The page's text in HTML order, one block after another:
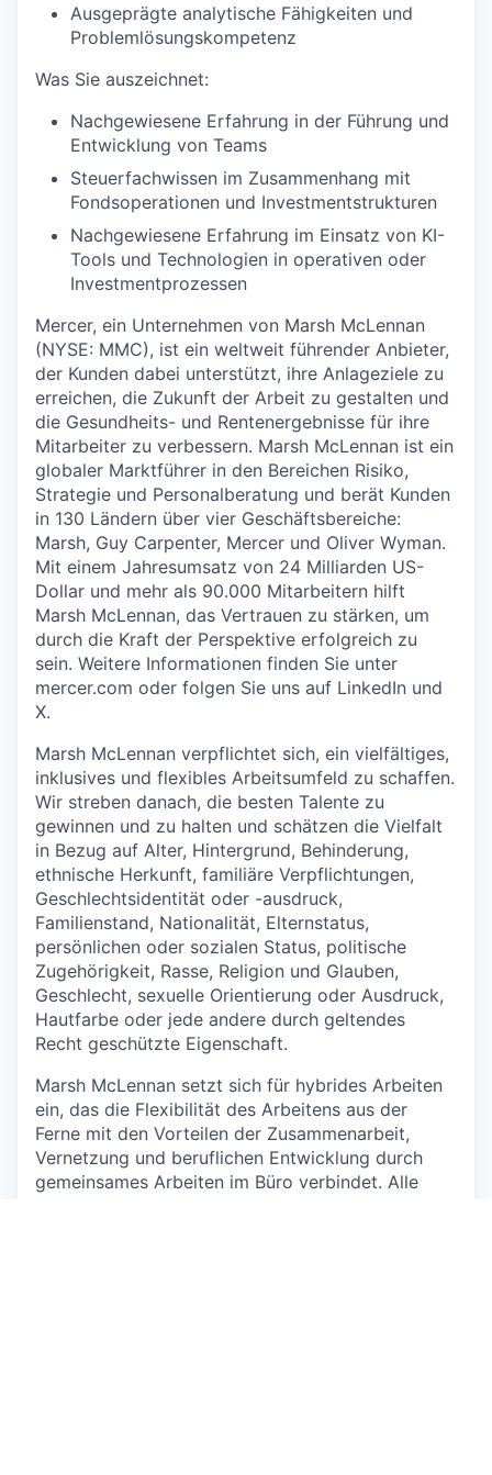
Ausgeprägte analytische Fähigkeiten und
Problemlösungskompetenz
Was Sie auszeichnet:
Nachgewiesene Erfahrung in der Führung und
Entwicklung von Teams
Steuerfachwissen im Zusammenhang mit
Fondsoperationen und Investmentstrukturen
Nachgewiesene Erfahrung im Einsatz von KI-
Tools und Technologien in operativen oder
Investmentprozessen
Mercer, ein Unternehmen von Marsh McLennan
(NYSE: MMC), ist ein weltweit führender Anbieter,
der Kunden dabei unterstützt, ihre Anlageziele zu
erreichen, die Zukunft der Arbeit zu gestalten und
die Gesundheits- und Rentenergebnisse für ihre
Mitarbeiter zu verbessern. Marsh McLennan ist ein
globaler Marktführer in den Bereichen Risiko,
Strategie und Personalberatung und berät Kunden
in 130 Ländern über vier Geschäftsbereiche:
Marsh, Guy Carpenter, Mercer und Oliver Wyman.
Mit einem Jahresumsatz von 24 Milliarden US-
Dollar und mehr als 90.000 Mitarbeitern hilft
Marsh McLennan, das Vertrauen zu stärken, um
durch die Kraft der Perspektive erfolgreich zu
sein. Weitere Informationen finden Sie unter
mercer.com oder folgen Sie uns auf LinkedIn und
X.
Marsh McLennan verpflichtet sich, ein vielfältiges,
inklusives und flexibles Arbeitsumfeld zu schaffen.
Wir streben danach, die besten Talente zu
gewinnen und zu halten und schätzen die Vielfalt
in Bezug auf Alter, Hintergrund, Behinderung,
ethnische Herkunft, familiäre Verpflichtungen,
Geschlechtsidentität oder -ausdruck,
Familienstand, Nationalität, Elternstatus,
persönlichen oder sozialen Status, politische
Zugehörigkeit, Rasse, Religion und Glauben,
Geschlecht, sexuelle Orientierung oder Ausdruck,
Hautfarbe oder jede andere durch geltendes
Recht geschützte Eigenschaft.
Marsh McLennan setzt sich für hybrides Arbeiten
ein, das die Flexibilität des Arbeitens aus der
Ferne mit den Vorteilen der Zusammenarbeit,
Vernetzung und beruflichen Entwicklung durch
gemeinsames Arbeiten im Büro verbindet. Alle